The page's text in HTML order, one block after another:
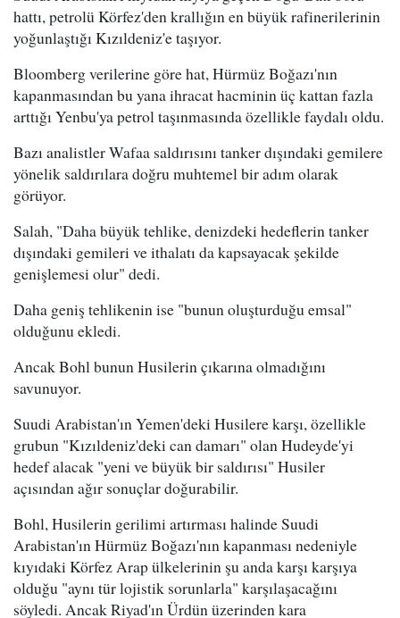
hattı, petrolü Körfez'den krallığın en büyük rafinerilerinin
yoğunlaştığı Kızıldeniz'e taşıyor.
Bloomberg verilerine göre hat, Hürmüz Boğazı'nın
kapanmasından bu yana ihracat hacminin üç kattan fazla
arttığı Yenbu'ya petrol taşınmasında özellikle faydalı oldu.
Bazı analistler Wafaa saldırısını tanker dışındaki gemilere
yönelik saldırılara doğru muhtemel bir adım olarak
görüyor.
Salah, "Daha büyük tehlike, denizdeki hedeflerin tanker
dışındaki gemileri ve ithalatı da kapsayacak şekilde
genişlemesi olur" dedi.
Daha geniş tehlikenin ise "bunun oluşturduğu emsal"
olduğunu ekledi.
Ancak Bohl bunun Husilerin çıkarına olmadığını
savunuyor.
Suudi Arabistan'ın Yemen'deki Husilere karşı, özellikle
grubun "Kızıldeniz'deki can damarı" olan Hudeyde'yi
hedef alacak "yeni ve büyük bir saldırısı" Husiler
açısından ağır sonuçlar doğurabilir.
Bohl, Husilerin gerilimi artırması halinde Suudi
Arabistan'ın Hürmüz Boğazı'nın kapanması nedeniyle
kıyıdaki Körfez Arap ülkelerinin şu anda karşı karşıya
olduğu "aynı tür lojistik sorunlarla" karşılaşacağını
söyledi. Ancak Riyad'ın Ürdün üzerinden kara